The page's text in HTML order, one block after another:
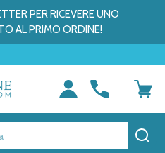
PER RICEVERE UNO
AL PRIMO ORDINE!